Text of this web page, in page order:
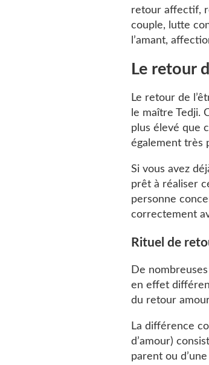
retour affectif,
couple, lutte
l’amant,
Le retour
Le retour de
le maître Tedji.
plus élevé que
également très
Si vous avez
prêt à réaliser
personne
correctement
Rituel de
De
en effet
du retour
La différence
d’amour)
parent ou